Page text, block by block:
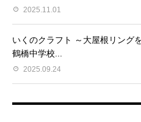
2025.11.01
いくのクラフト ～大屋根リン
鶴橋中学校...
2025.09.24